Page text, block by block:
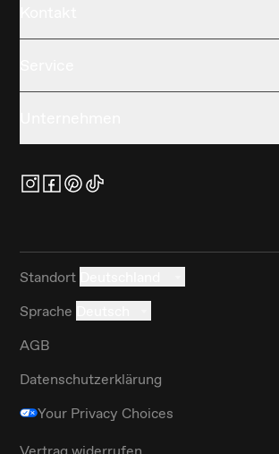
Standort
Sprache
AGB
Datenschutzerklärung
Your Privacy Choices